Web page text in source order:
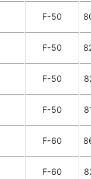
F-50
F-50
F-50
F-50
F-60
F-60